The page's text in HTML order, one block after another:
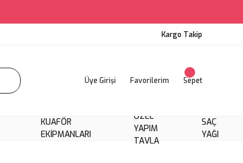
Kargo Takip
Üye Girişi Favorilerim Sepet
KUAFÖR
EKIPMANLARI
ÖZEL
YAPIM
TAVLA
SAÇ
YAĞI